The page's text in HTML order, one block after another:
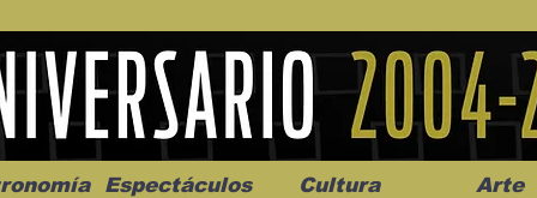
Espectáculos Cultura Arte